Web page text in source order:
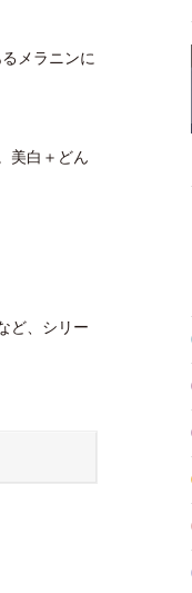
メラニンに
美白＋どん
ど、シリー